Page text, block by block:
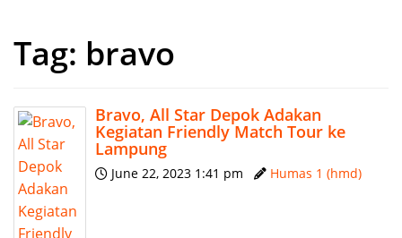
Tag: bravo
Bravo, All Star Depok Adakan
Kegiatan Friendly Match Tour ke
Lampung
June 22, 2023 1:41 pm Humas 1 (hmd)